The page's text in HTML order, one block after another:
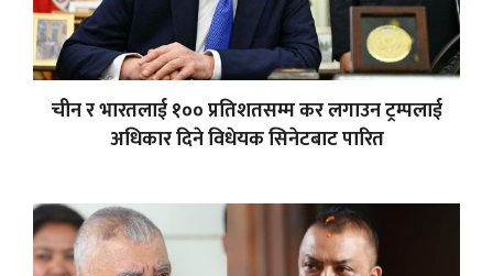
चीन र ‍भारतलाई १०० प्रतिशतसम्म कर लगाउन ट्रम्पलाई
अधिकार दिने विधेयक सिनेटबाट पारित